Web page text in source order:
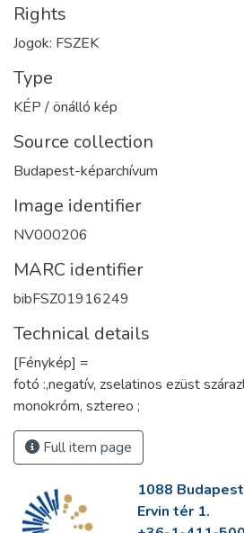
Rights
Jogok: FSZEK
Type
KÉP / önálló kép
Source collection
Budapest-képarchívum
Image identifier
NV000206
MARC identifier
bibFSZ01916249
Technical details
[Fénykép] =
fotó :,negatív, zselatinos ezüst
monokróm, sztereo ;
Full item page
1088
Ervin tér 1.